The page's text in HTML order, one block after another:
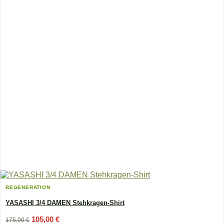
REGENERATION
YASASHI 3/4 DAMEN Stehkragen-Shirt
175,00€ Ursprünglicher
105,00 €Aktueller